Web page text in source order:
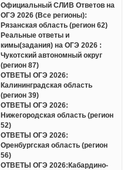
Официальный СЛИВ Ответов на
ОГЭ 2026 (Все регионы):
Рязанская область (регион 62)
Реальные ответы и
кимы(задания) на ОГЭ 2026 :
Чукотский автономный округ
(регион 87)
ОТВЕТЫ ОГЭ 2026:
Калининградская область
(регион 39)
ОТВЕТЫ ОГЭ 2026:
Нижегородская область (регион
52)
ОТВЕТЫ ОГЭ 2026:
Оренбургская область (регион
56)
ОТВЕТЫ ОГЭ 2026:Кабардино-